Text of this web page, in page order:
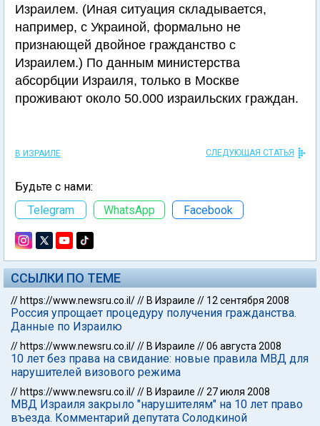
Израилем. (Иная ситуация складывается,
например, с Украиной, формально не
признающей двойное гражданство с
Израилем.) По данным министерства
абсорбции Израиля, только в Москве
проживают около 50.000 израильских граждан.
В ИЗРАИЛЕ СЛЕДУЮЩАЯ СТАТЬЯ
Будьте с нами:
Telegram
WhatsApp Facebook
ССЫЛКИ ПО ТЕМЕ
// https://www.newsru.co.il/// В Израиле // 12 сентября 2008
Россия упрощает процедуру получения гражданства.
Данные по Израилю
// https://www.newsru.co.il/// В Израиле //06 августа 2008
10 лет без права на свидание: новые правила МВД для
нарушителей визового режима
// https://www.newsru.co.il/// В Израиле //27 июля 2008
МВД Израиля закрыло "нарушителям" на 10 лет право
въезда. Комментарий депутата Солодкиной